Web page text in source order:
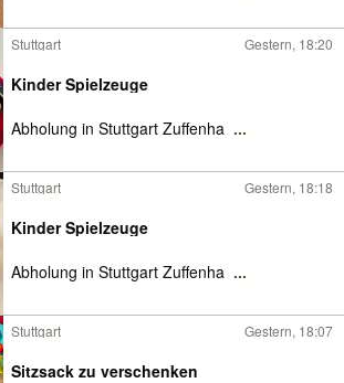
Stuttgart Gestern, 18:20
Kinder Spielzeuge
Abholung in Stuttgart Zuffenha ...
Stuttgart Gestern, 18:18
Kinder Spielzeuge
Abholung in Stuttgart Zuffenha ...
Stuttgart Gestern, 18:07
Sitzsack zu verschenken